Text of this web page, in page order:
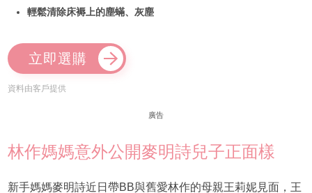
輕鬆清除床褥上的塵蟎、灰塵
立即選購
資料由客戶提供
廣告
林作媽媽意外公開麥明詩兒子正面樣
新手媽媽麥明詩近日帶BB與舊愛林作的母親王莉妮見面，王